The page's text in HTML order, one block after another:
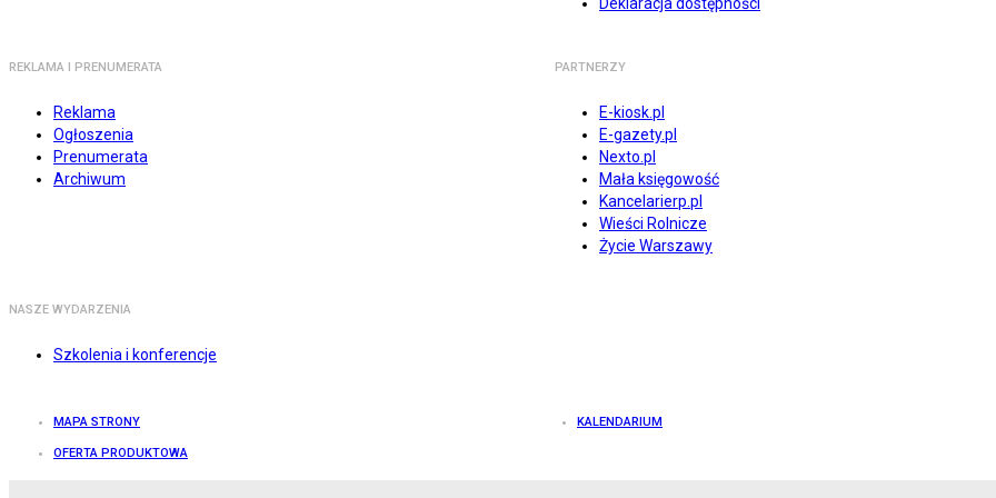
REKLAMA I PRENUMERATA
Reklama
Ogłoszenia
Prenumerata
Archiwum
PARTNERZY
E-kiosk.pl
E-gazety.pl
Nexto.pl
Mała księgowość
Kancelarierp.pl
Wieści Rolnicze
Życie Warszawy
NASZE WYDARZENIA
Szkolenia i konferencje
MAPA STRONY KALENDARIUM
OFERTA PRODUKTOWA